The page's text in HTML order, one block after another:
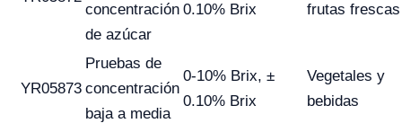
concentración
de azúcar
0.10% Brix
frutas frescas
YR05873
Pruebas de
concentración
baja a media
0-10% Brix, ±
0.10% Brix
Vegetales y
bebidas